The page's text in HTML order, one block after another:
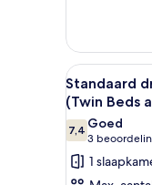
laden
gedeelde
badkamer
(Double
Bed
and
Sofa
Bed)
Alle
foto's
voor
Standaard
5
Standaard
(Twin Beds
7,47,4 van 10
Goed
3
(3
1